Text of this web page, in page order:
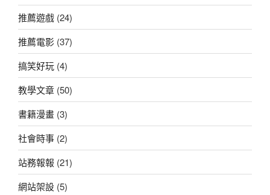
推薦遊戲 (24)
推薦電影 (37)
搞笑好玩 (4)
教學文章 (50)
書籍漫畫 (3)
社會時事 (2)
站務報報 (21)
網站架設 (5)